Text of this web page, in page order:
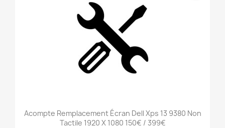
Acompte Remplacement Écran Dell Xps 13 9380 Non
Tactile 1920 X 1080 150€ / 399€